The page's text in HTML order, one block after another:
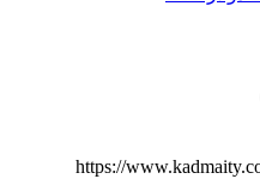
https://